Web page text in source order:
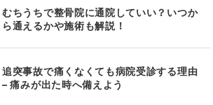
むちうちで整骨院に通院していい？いつか
ら通えるかや施術も解説！
追突事故で痛くなくても病院受診する理由
– 痛みが出た時へ備えよう